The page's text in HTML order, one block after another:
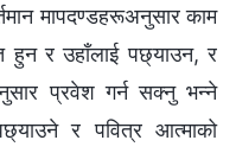
मापदण्डहरूअनुसार काम
हुन र उहाँलाई पछ्याउन, र
प्रवेश गर्न सक्‍नु भन्‍ने
र पवित्र आत्माको